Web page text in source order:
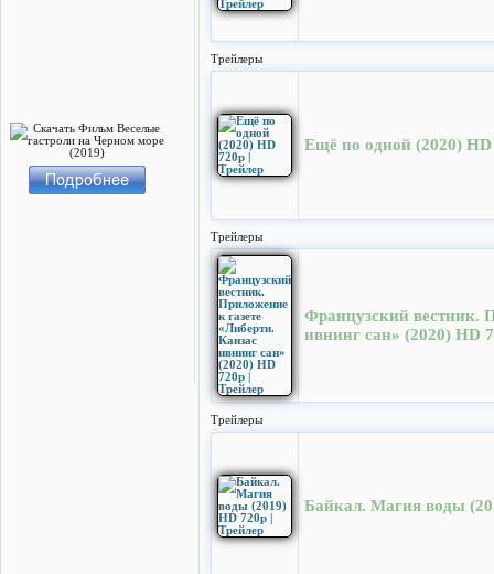
Трейлеры
Ещё по одной (2020) HD
Трейлеры
Французский вестник.
ивнинг сан» (2020) HD
Трейлеры
Байкал. Магия воды